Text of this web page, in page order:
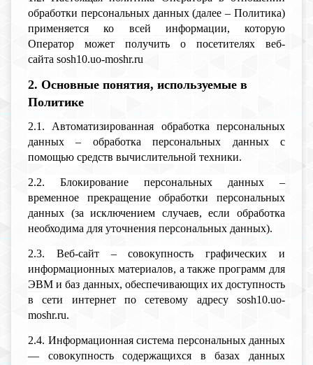
обработки персональных данных (далее – Политика)
применяется ко всей информации, которую
Оператор может получить о посетителях веб-
сайта sosh10.uo-moshr.ru
2. Основные понятия, используемые в
Политике
2.1. Автоматизированная обработка персональных
данных – обработка персональных данных с
помощью средств вычислительной техники.
2.2. Блокирование персональных данных –
временное прекращение обработки персональных
данных (за исключением случаев, если обработка
необходима для уточнения персональных данных).
2.3. Веб-сайт – совокупность графических и
информационных материалов, а также программ для
ЭВМ и баз данных, обеспечивающих их доступность
в сети интернет по сетевому адресу sosh10.uo-
moshr.ru.
2.4. Информационная система персональных данных
— совокупность содержащихся в базах данных